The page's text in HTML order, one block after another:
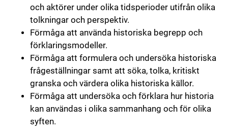
och aktörer under olika tidsperioder utifrån olika
tolkningar och perspektiv.
Förmåga att använda historiska begrepp och
förklaringsmodeller.
Förmåga att formulera och undersöka historiska
frågeställningar samt att söka, tolka, kritiskt
granska och värdera olika historiska källor.
Förmåga att undersöka och förklara hur historia
kan användas i olika sammanhang och för olika
syften.